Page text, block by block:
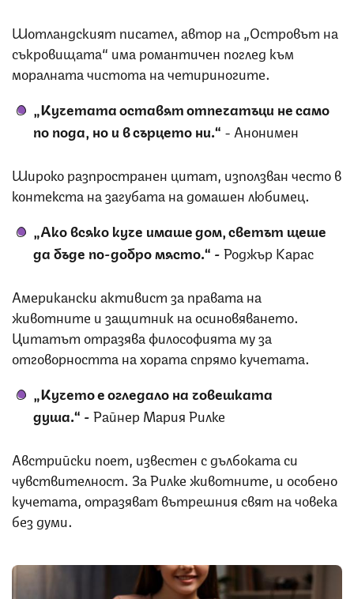
Шотландският писател, автор на „Островът на
съкровищата“ има романтичен поглед към
моралната чистота на четириногите.
„Кучетата оставят отпечатъци не само
по пода, но и в сърцетони.“ - Анонимен
Широко разпространен цитат, използван често в
контекста на загубата на домашен любимец.
„Ако всяко куче имаше дом, светът щеше
да бъде по-добро място.“ -Роджър Карас
Американски активист за правата на
животните и защитник на осиновяването.
Цитатът отразява философията му за
отговорността на хората спрямо кучетата.
„Кучето е огледало на човешката
душа.“ -Райнер Мария Рилке
Австрийски поет, известен с дълбоката си
чувствителност. За Рилке животните, и особено
кучетата, отразяват вътрешния свят на човека
без думи.